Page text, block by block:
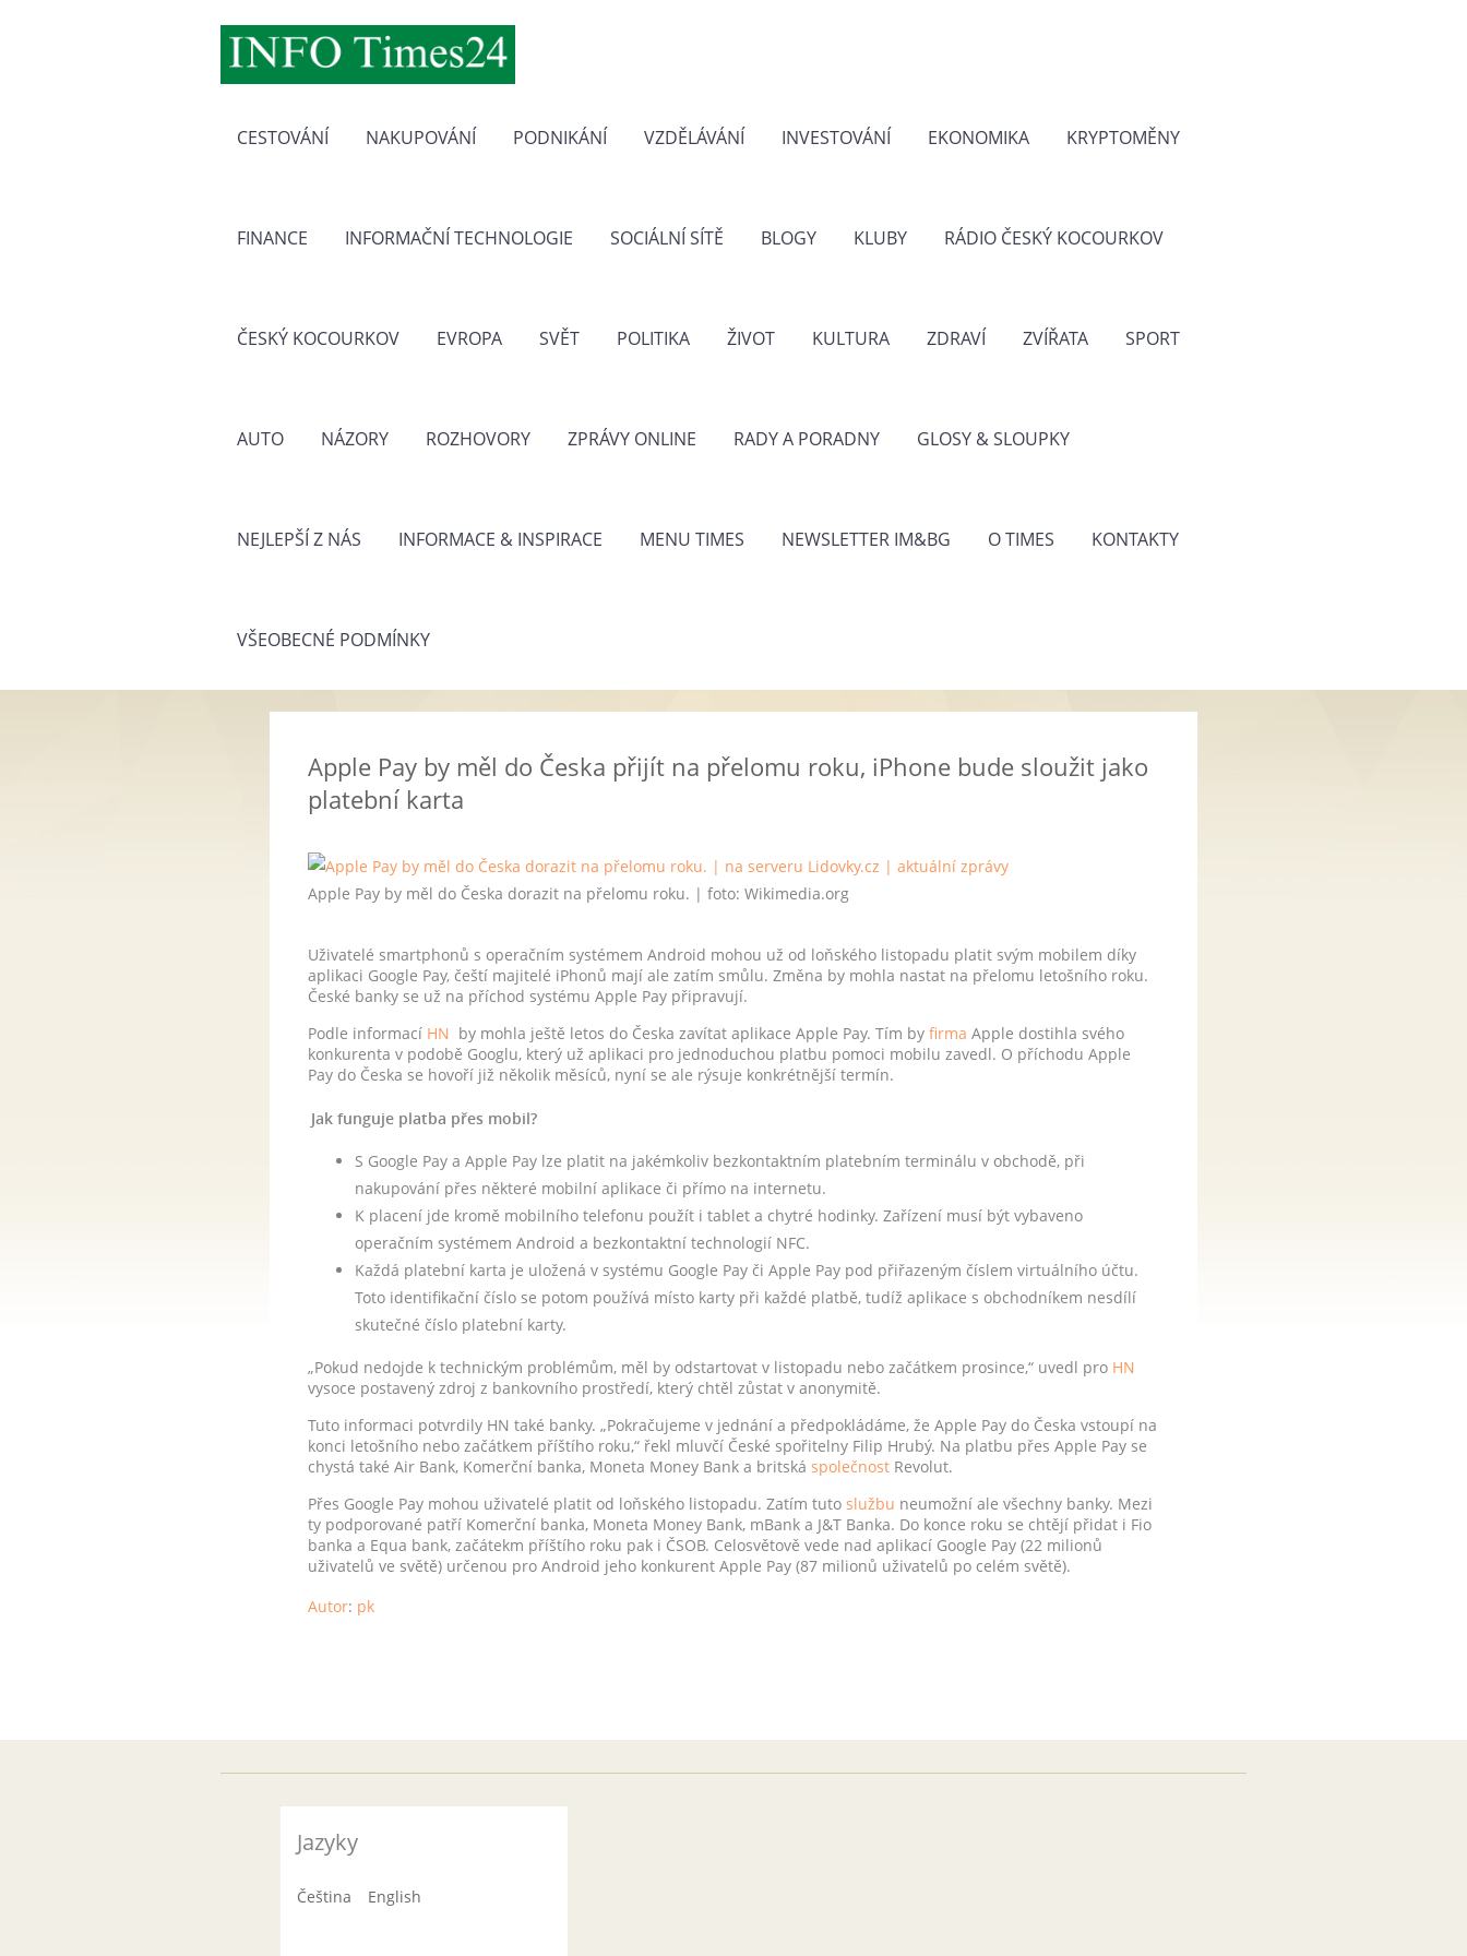
CESTOVÁNÍ NAKUPOVÁNÍ PODNIKÁNÍ VZDĚLÁVÁNÍ INVESTOVÁNÍ EKONOMIKA KRYPTOMĚNY
FINANCE INFORMAČNÍ TECHNOLOGIE SOCIÁLNÍ SÍTĚ BLOGY KLUBY RÁDIO ČESKÝ KOCOURKOV
ČESKÝ KOCOURKOV EVROPA SVĚT POLITIKA ŽIVOT KULTURA ZDRAVÍ ZVÍŘATA SPORT
AUTO NÁZORY ROZHOVORY ZPRÁVY ONLINE RADY A PORADNY GLOSY & SLOUPKY
NEJLEPŠÍ Z NÁS INFORMACE & INSPIRACE MENU TIMES NEWSLETTER IM&BG O TIMES KONTAKTY
VŠEOBECNÉ PODMÍNKY
Apple Pay by měl do Česka přijít na přelomu roku, iPhone bude sloužit jako
platební karta
Apple Pay by měl do Česka dorazit na přelomu roku. | foto: Wikimedia.org
Uživatelé smartphonů s operačním systémem Android mohou už od loňského listopadu platit svým mobilem díky
aplikaci Google Pay, čeští majitelé iPhonů mají ale zatím smůlu. Změna by mohla nastat na přelomu letošního roku.
České banky se už na příchod systému Apple Pay připravují.
Podle informací HN by mohla ještě letos do Česka zavítat aplikace Apple Pay. Tím by firma Apple dostihla svého
konkurenta v podobě Googlu, který už aplikaci pro jednoduchou platbu pomoci mobilu zavedl. O příchodu Apple
Pay do Česka se hovoří již několik měsíců, nyní se ale rýsuje konkrétnější termín.
Jak funguje platba přes mobil?
S Google Pay a Apple Pay lze platit na jakémkoliv bezkontaktním platebním terminálu v obchodě, při
nakupování přes některé mobilní aplikace či přímo na internetu.
K placení jde kromě mobilního telefonu použít i tablet a chytré hodinky. Zařízení musí být vybaveno
operačním systémem Android a bezkontaktní technologií NFC.
Každá platební karta je uložená v systému Google Pay či Apple Pay pod přiřazeným číslem virtuálního účtu.
Toto identifikační číslo se potom používá místo karty při každé platbě, tudíž aplikace s obchodníkem nesdílí
skutečné číslo platební karty.
„Pokud nedojde k technickým problémům, měl by odstartovat v listopadu nebo začátkem prosince,“ uvedl pro HN
vysoce postavený zdroj z bankovního prostředí, který chtěl zůstat v anonymitě.
Tuto informaci potvrdily HN také banky. „Pokračujeme v jednání a předpokládáme, že Apple Pay do Česka vstoupí na
konci letošního nebo začátkem příštího roku,“ řekl mluvčí České spořitelny Filip Hrubý. Na platbu přes Apple Pay se
chystá také Air Bank, Komerční banka, Moneta Money Bank a britská společnost Revolut.
Přes Google Pay mohou uživatelé platit od loňského listopadu. Zatím tuto službu neumožní ale všechny banky. Mezi
ty podporované patří Komerční banka, Moneta Money Bank, mBank a J&T Banka. Do konce roku se chtějí přidat i Fio
banka a Equa bank, začátekm příštího roku pak i ČSOB. Celosvětově vede nad aplikací Google Pay (22 milionů
uživatelů ve světě) určenou pro Android jeho konkurent Apple Pay (87 milionů uživatelů po celém světě).
Autor: pk
Jazyky
Čeština English